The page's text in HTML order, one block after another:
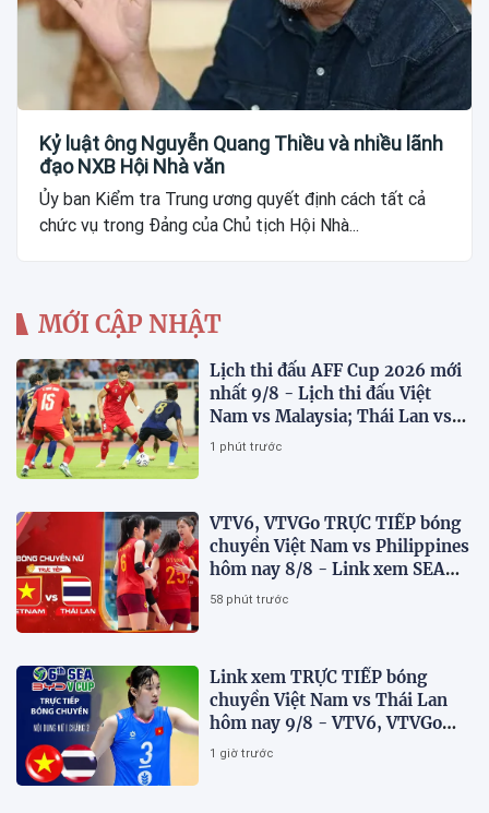
Kỷ luật ông Nguyễn Quang Thiều và nhiều lãnh
đạo NXB Hội Nhà văn
Ủy ban Kiểm tra Trung ương quyết định cách tất cả
chức vụ trong Đảng của Chủ tịch Hội Nhà...
MỚI CẬP NHẬT
Lịch thi đấu AFF Cup 2026 mới
nhất 9/8 - Lịch thi đấu Việt
Nam vs Malaysia; Thái Lan vs
Singapore
1 phút trước
VTV6, VTVGo TRỰC TIẾP bóng
chuyền Việt Nam vs Philippines
hôm nay 8/8 - Link xem SEA
V.Cup 2026 mới nhất
58 phút trước
Link xem TRỰC TIẾP bóng
chuyền Việt Nam vs Thái Lan
hôm nay 9/8 - VTV6, VTVGo
trực tiếp SEA V.Cup 2026 mới
1 giờ trước